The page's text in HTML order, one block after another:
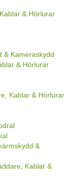
& Hörlurar
& Kameraskydd
& Hörlurar
Kablar & Hörlurar
&
Kablar &